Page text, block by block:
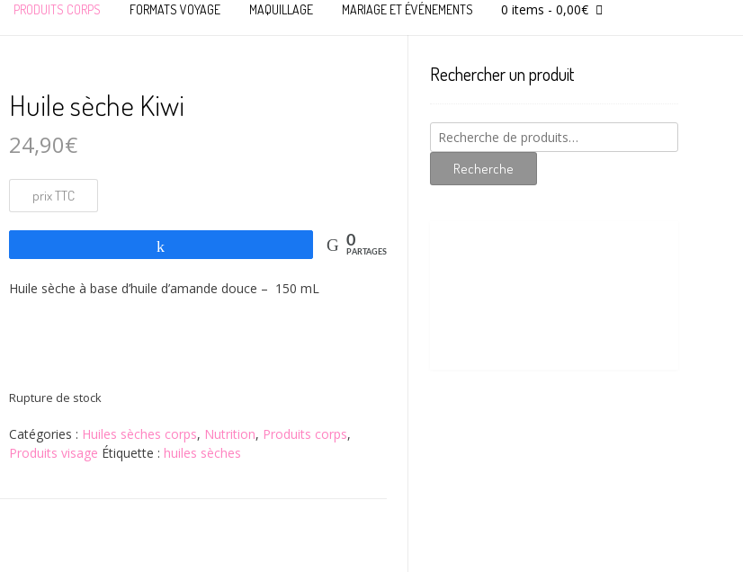
PRODUITS CORPS FORMATS VOYAGE MAQUILLAGE MARIAGE ET ÉVÉNEMENTS 0 items - 0,00€
Huile sèche Kiwi
24,90€
0
PARTAGES
Huile sèche à base d’huile d’amande douce – 150 mL
Rupture de stock
Catégories : Huiles sèches corps, Nutrition, Produits corps,
Produits visage Étiquette : huiles sèches
Rechercher un produit
Recherche
pour :
Recherche